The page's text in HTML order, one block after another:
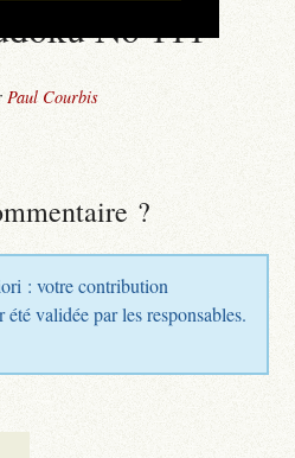
No 111
Paul Courbis
?
: votre contribution
été validée par les responsables.